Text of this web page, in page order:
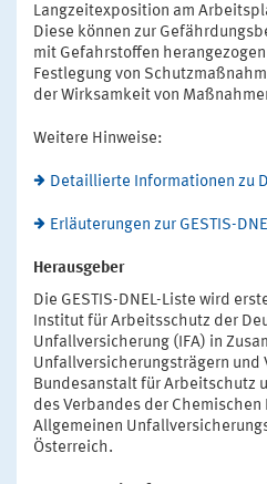
Langzeitexposition am
Diese können zur
mit Gefahrstoffen
Festlegung von
der Wirksamkeit von
Weitere Hinweise:
Detaillierte Informationen zu
Erläuterungen zur GESTIS-
Herausgeber
Die GESTIS-DNEL-Liste wird
Institut für Arbeitsschutz der
Unfallversicherung (IFA) in
Unfallversicherungsträgern und
Bundesanstalt für Arbeitschutz
des Verbandes der
Allgemeinen
Österreich.